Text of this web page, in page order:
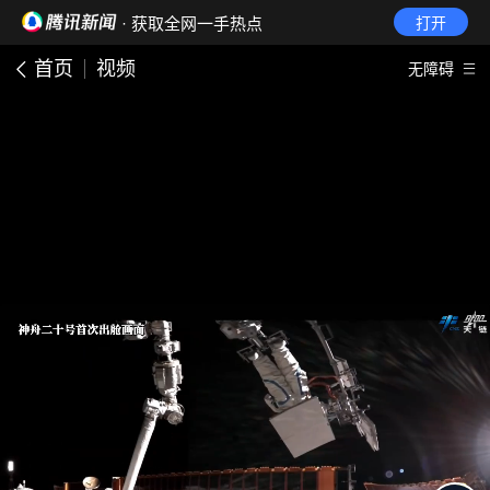
· 获取全网一手热点 打开
首页 视频 无障碍